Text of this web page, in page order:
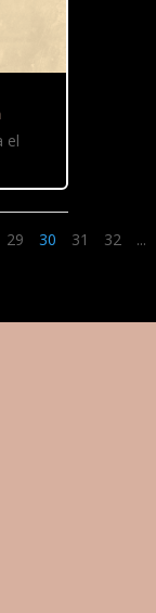
el
29 30 31 32 ...